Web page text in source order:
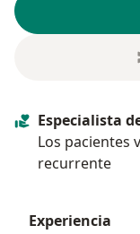
Especialista
Los pacientes
recurrente
Experiencia